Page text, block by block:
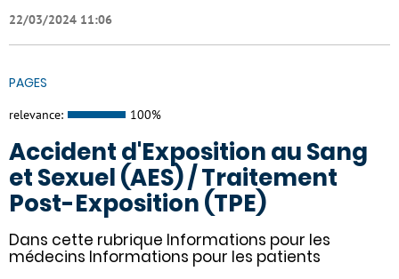
22/03/2024 11:06
PAGES
relevance: 100%
Accident d'Exposition au Sang
et Sexuel (AES) / Traitement
Post-Exposition (TPE)
Dans cette rubrique Informations pour les
médecins Informations pour les patients